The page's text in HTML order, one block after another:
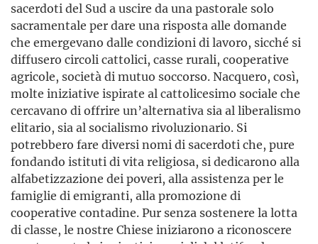
sacerdoti del Sud a uscire da una pastorale solo
sacramentale per dare una risposta alle domande
che emergevano dalle condizioni di lavoro, sicché si
diffusero circoli cattolici, casse rurali, cooperative
agricole, società di mutuo soccorso. Nacquero, così,
molte iniziative ispirate al cattolicesimo sociale che
cercavano di offrire un’alternativa sia al liberalismo
elitario, sia al socialismo rivoluzionario. Si
potrebbero fare diversi nomi di sacerdoti che, pure
fondando istituti di vita religiosa, si dedicarono alla
alfabetizzazione dei poveri, alla assistenza per le
famiglie di emigranti, alla promozione di
cooperative contadine. Pur senza sostenere la lotta
di classe, le nostre Chiese iniziarono a riconoscere